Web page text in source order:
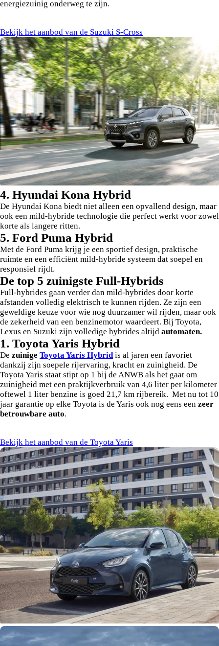
energiezuinig onderweg te zijn.
Bekijk het aanbod van de Suzuki S-Cross
4. Hyundai Kona Hybrid
De Hyundai Kona biedt niet alleen een opvallend design, maar
ook een mild-hybride technologie die perfect werkt voor zowel
korte als langere ritten.
5. Ford Puma Hybrid
Met de Ford Puma krijg je een sportief design, praktische
ruimte en een efficiënt mild-hybride systeem dat soepel en
responsief rijdt.
De top 5 zuinigste Full-Hybrids
Full-hybrides gaan verder dan mild-hybrides door korte
afstanden volledig elektrisch te kunnen rijden. Ze zijn een
geweldige keuze voor wie nog duurzamer wil rijden, maar ook
de zekerheid van een benzinemotor waardeert. Bij Toyota,
Lexus en Suzuki zijn volledige hybrides altijd automaten.
1. Toyota Yaris Hybrid
De zuinige Toyota Yaris Hybridis al jaren een favoriet
dankzij zijn soepele rijervaring, kracht en zuinigheid. De
Toyota Yaris staat stipt op 1 bij de ANWB als het gaat om
zuinigheid met een praktijkverbruik van 4,6 liter per kilometer
oftewel 1 liter benzine is goed 21,7 km rijbereik. Met nu tot 10
jaar garantie op elke Toyota is de Yaris ook nog eens een zeer
betrouwbare auto.
Bekijk het aanbod van de Toyota Yaris